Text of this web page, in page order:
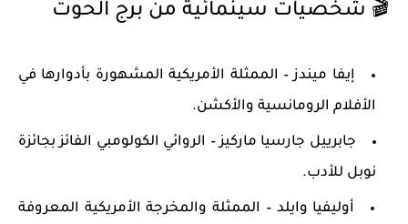
🎬 شخصيات سينمائية من برج الحوت
إيفا ميندز– الممثلة الأمريكية المشهورة بأدوارها في
الأفلام الرومانسية والأكشن.
جابرييل جارسيا ماركيز– الروائي الكولومبي الفائز بجائزة
نوبل للأدب.
أوليفيا وايلد – الممثلة والمخرجة الأمريكية المعروفة